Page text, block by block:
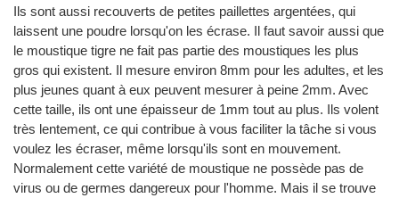
Ils sont aussi recouverts de petites paillettes argentées, qui
laissent une poudre lorsqu'on les écrase. Il faut savoir aussi que
le moustique tigre ne fait pas partie des moustiques les plus
gros qui existent. Il mesure environ 8mm pour les adultes, et les
plus jeunes quant à eux peuvent mesurer à peine 2mm. Avec
cette taille, ils ont une épaisseur de 1mm tout au plus. Ils volent
très lentement, ce qui contribue à vous faciliter la tâche si vous
voulez les écraser, même lorsqu'ils sont en mouvement.
Normalement cette variété de moustique ne possède pas de
virus ou de germes dangereux pour l'homme. Mais il se trouve